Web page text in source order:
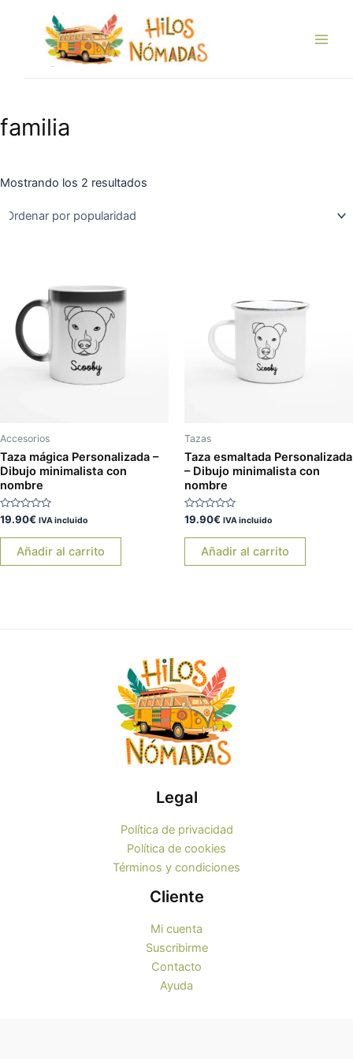
contenido
familia
Mostrando los 2 resultados
por
popularidad
Accesorios
Taza mágica Personalizada –
Dibujo minimalista con
nombre
Valorado
con
0
19.90€ IVA incluido
Añadir al carrito
Tazas
Taza esmaltada Personalizada
– Dibujo minimalista con
nombre
Valorado
con
0
19.90€ IVA incluido
Añadir al carrito
Legal
Política de privacidad
Política de cookies
Términos y condiciones
Cliente
Mi cuenta
Suscribirme
Contacto
Ayuda